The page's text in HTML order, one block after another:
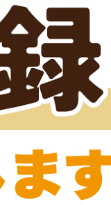
子カツ